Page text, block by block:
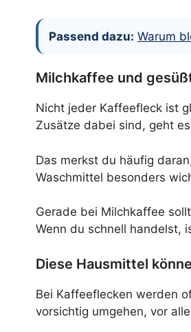
Passend dazu: Warum
Milchkaffee und
Nicht jeder Kaffeefleck ist
Zusätze dabei sind, geht
Das merkst du häufig
Waschmittel besonders
Gerade bei Milchkaffee
Wenn du schnell handelst,
Diese Hausmittel
Bei Kaffeeflecken werden
vorsichtig umgehen, vor